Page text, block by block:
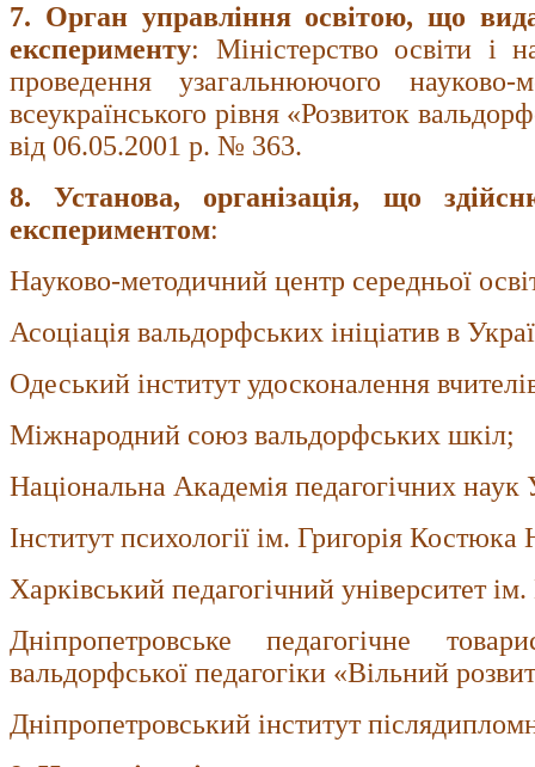
7. Орган управління освітою, що
експерименту: Міністерство освіти і
проведення узагальнюючого науково-
всеукраїнського рівня «Розвиток
від 06.05.2001 р. № 363.
8. Установа, організація, що
експериментом:
Науково-методичний центр середньої
Асоціація вальдорфських ініціатив в
Одеський інститут удосконалення
Міжнародний союз вальдорфських шкіл;
Національна Академія педагогічних наук
Інститут психології ім. Григорія
Харківський педагогічний університет
Дніпропетровське педагогічне
вальдорфської педагогіки «Вільний
Дніпропетровський інститут